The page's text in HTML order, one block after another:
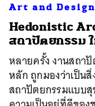
Art and Design
Hedonistic
สถาปัตยกรรม
หลายครั้ง งานสถา
หลัก ถูกมองว่าเป็นสิ่
สถาปัตยกรรมแบบ